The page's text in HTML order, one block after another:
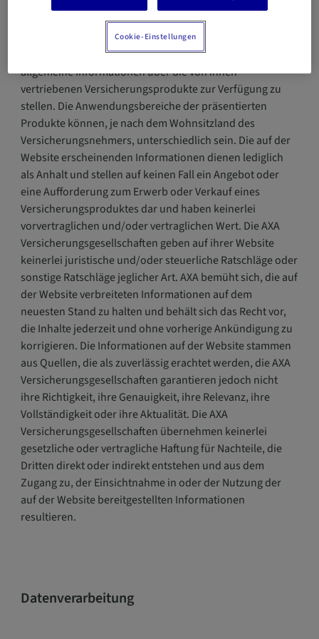
Die Website der AXA Versicherungsgesellschaften in
Luxemburg dient ausschließlich dazu, den Besuchern
allgemeine Informationen über die von ihnen
vertriebenen Versicherungsprodukte zur Verfügung zu
stellen. Die Anwendungsbereiche der präsentierten
Produkte können, je nach dem Wohnsitzland des
Versicherungsnehmers, unterschiedlich sein. Die auf der
Website erscheinenden Informationen dienen lediglich
als Anhalt und stellen auf keinen Fall ein Angebot oder
eine Aufforderung zum Erwerb oder Verkauf eines
Versicherungsproduktes dar und haben keinerlei
vorvertraglichen und/oder vertraglichen Wert. Die AXA
Versicherungsgesellschaften geben auf ihrer Website
keinerlei juristische und/oder steuerliche Ratschläge oder
sonstige Ratschläge jeglicher Art. AXA bemüht sich, die auf
der Website verbreiteten Informationen auf dem
neuesten Stand zu halten und behält sich das Recht vor,
die Inhalte jederzeit und ohne vorherige Ankündigung zu
korrigieren. Die Informationen auf der Website stammen
aus Quellen, die als zuverlässig erachtet werden, die AXA
Versicherungsgesellschaften garantieren jedoch nicht
ihre Richtigkeit, ihre Genauigkeit, ihre Relevanz, ihre
Vollständigkeit oder ihre Aktualität. Die AXA
Versicherungsgesellschaften übernehmen keinerlei
gesetzliche oder vertragliche Haftung für Nachteile, die
Dritten direkt oder indirekt entstehen und aus dem
Zugang zu, der Einsichtnahme in oder der Nutzung der
auf der Website bereitgestellten Informationen
resultieren.
Datenverarbeitung
Cookie-Einstellungen